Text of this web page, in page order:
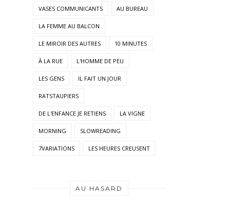
VASES COMMUNICANTS AU BUREAU
LA FEMME AU BALCON
LE MIROIR DES AUTRES 10 MINUTES
À LA RUE L'HOMME DE PEU
LES GENS IL FAIT UN JOUR
RATSTAUPIERS
DE L'ENFANCE JE RETIENS LA VIGNE
MORNING SLOWREADING
7VARIATIONS LES HEURES CREUSENT
AU HASARD